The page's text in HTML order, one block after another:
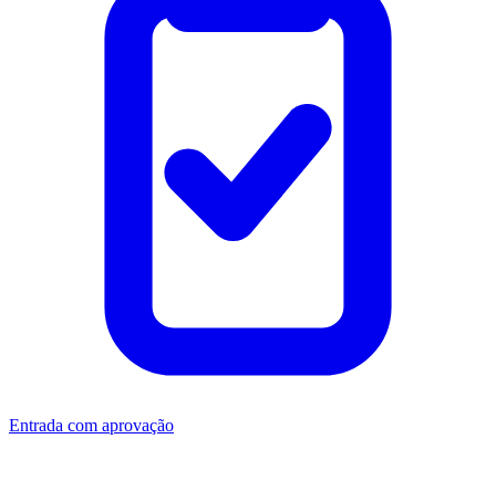
Entrada com aprovação